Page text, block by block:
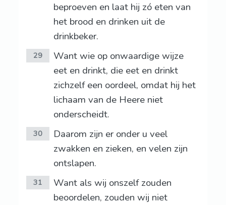
beproeven en laat hij zó eten van
het brood en drinken uit de
drinkbeker.
29
Want wie op onwaardige wijze
eet en drinkt, die eet en drinkt
zichzelf een oordeel, omdat hij het
lichaam van de Heere niet
onderscheidt.
30
Daarom zijn er onder u veel
zwakken en zieken, en velen zijn
ontslapen.
31
Want als wij onszelf zouden
beoordelen, zouden wij niet